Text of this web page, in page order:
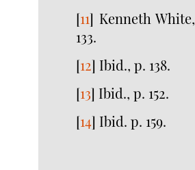
[11] Kenneth White,
133.
[12] Ibid., p. 138.
[13] Ibid., p. 152.
[14] Ibid. p. 159.